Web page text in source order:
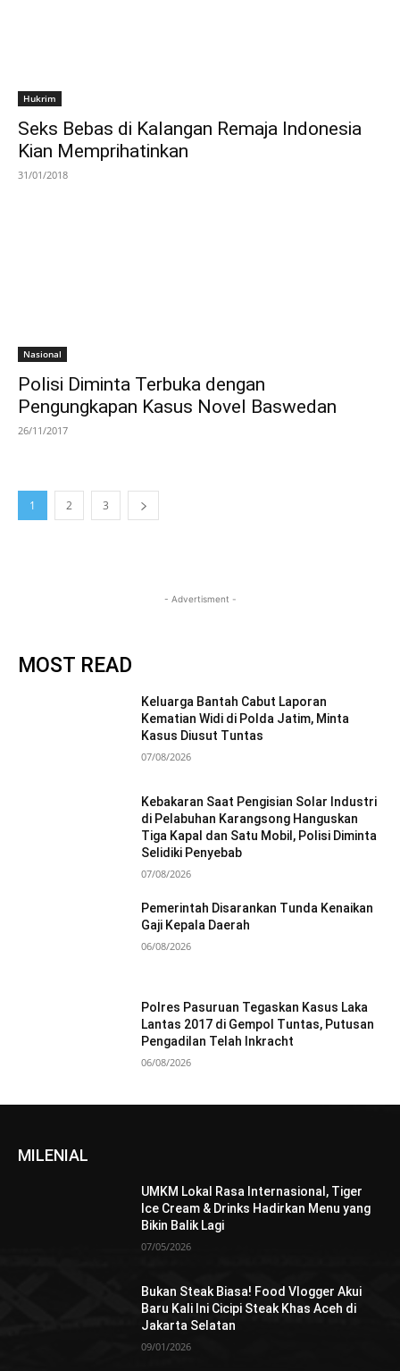
Hukrim
Seks Bebas di Kalangan Remaja Indonesia
Kian Memprihatinkan
31/01/2018
Nasional
Polisi Diminta Terbuka dengan
Pengungkapan Kasus Novel Baswedan
26/11/2017
1 2 3
- Advertisment -
MOST READ
Keluarga Bantah Cabut Laporan
Kematian Widi di Polda Jatim, Minta
Kasus Diusut Tuntas
07/08/2026
Kebakaran Saat Pengisian Solar Industri
di Pelabuhan Karangsong Hanguskan
Tiga Kapal dan Satu Mobil, Polisi Diminta
Selidiki Penyebab
07/08/2026
Pemerintah Disarankan Tunda Kenaikan
Gaji Kepala Daerah
06/08/2026
Polres Pasuruan Tegaskan Kasus Laka
Lantas 2017 di Gempol Tuntas, Putusan
Pengadilan Telah Inkracht
06/08/2026
MILENIAL
UMKM Lokal Rasa Internasional, Tiger
Ice Cream & Drinks Hadirkan Menu yang
Bikin Balik Lagi
07/05/2026
Bukan Steak Biasa! Food Vlogger Akui
Baru Kali Ini Cicipi Steak Khas Aceh di
Jakarta Selatan
09/01/2026